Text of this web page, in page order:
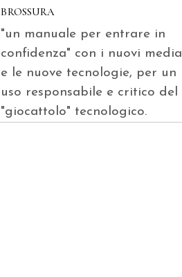
BROSSURA
"un manuale per entrare in
confidenza" con i nuovi media
e le nuove tecnologie, per un
uso responsabile e critico del
"giocattolo" tecnologico.